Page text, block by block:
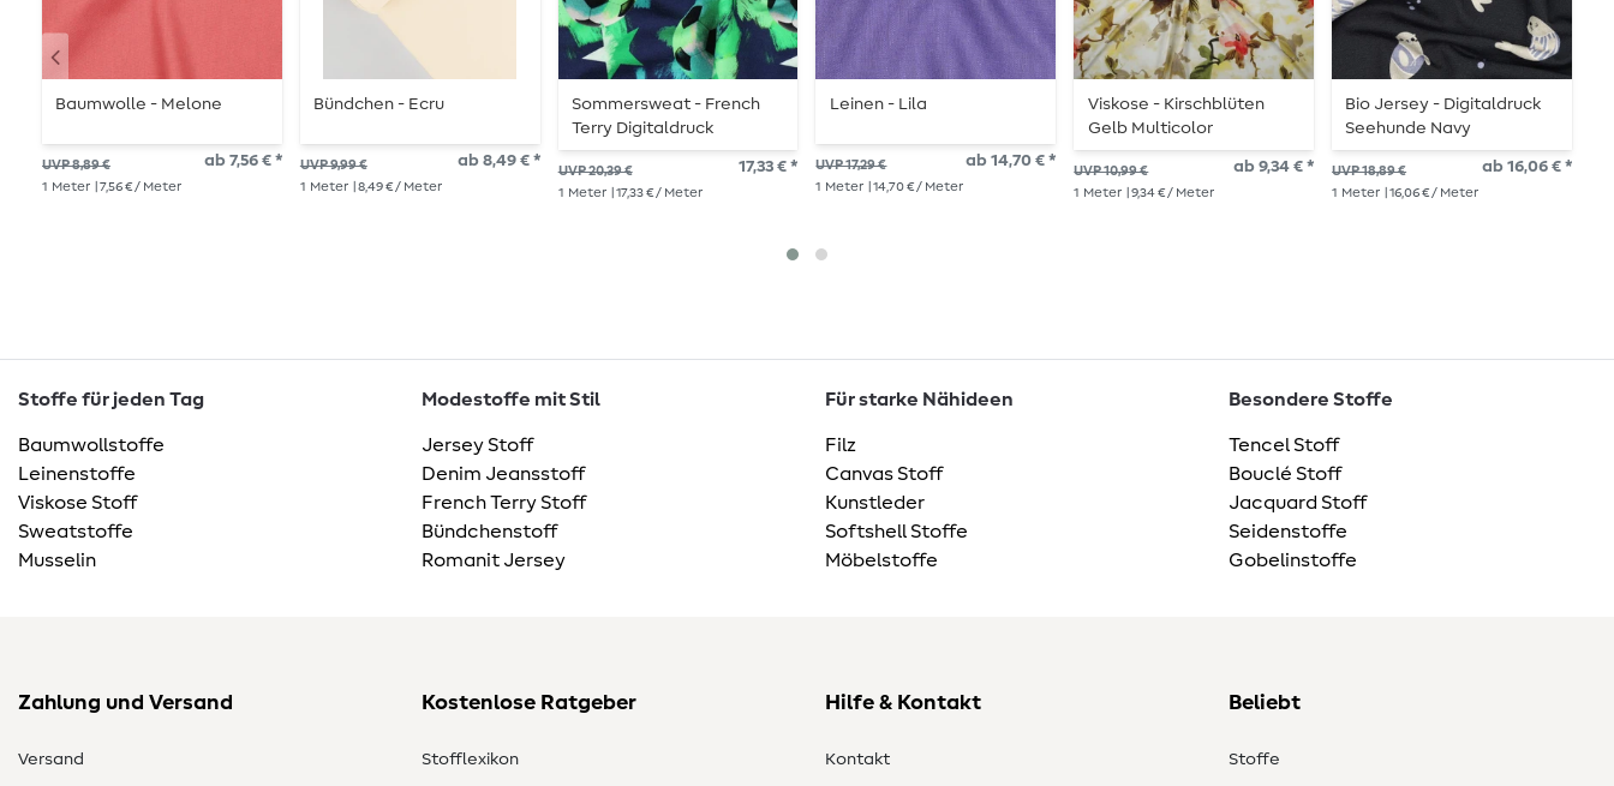
Baumwolle - Melone
UVP 8,89 € ab 7,56 € *
1 Meter | 7,56 € / Meter
Bündchen - Ecru
UVP 9,99 € ab 8,49 € *
1 Meter | 8,49 € / Meter
Sommersweat - French
Terry Digitaldruck
Fußbälle Navy Angeraut
UVP 20,39 € 17,33 € *
1 Meter | 17,33 € / Meter
Leinen - Lila
UVP 17,29 € ab 14,70 € *
1 Meter | 14,70 € / Meter
Viskose - Kirschblüten
Gelb Multicolor
UVP 10,99 € ab 9,34 € *
1 Meter | 9,34 € / Meter
Bio Jersey - Digitaldruck
Seehunde Navy
UVP 18,89 € ab 16,06 € *
1 Meter | 16,06 € / Meter
Stoffe für jeden Tag
Baumwollstoffe
Leinenstoffe
Viskose Stoff
Sweatstoffe
Musselin
Modestoffe mit Stil
Jersey Stoff
Denim Jeansstoff
French Terry Stoff
Bündchenstoff
Romanit Jersey
Für starke Nähideen
Filz
Canvas Stoff
Kunstleder
Softshell Stoffe
Möbelstoffe
Besondere Stoffe
Tencel Stoff
Bouclé Stoff
Jacquard Stoff
Seidenstoffe
Gobelinstoffe
Zahlung und Versand
Versand
Kostenlose Ratgeber
Stofflexikon
Hilfe & Kontakt
Kontakt
Beliebt
Stoffe